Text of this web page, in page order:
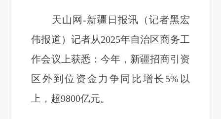
天山网-新疆日报讯（记者黑宏
伟报道）记者从2025年自治区商务工
作会议上获悉：今年，新疆招商引资
区外到位资金力争同比增长5%以
上，超9800亿元。